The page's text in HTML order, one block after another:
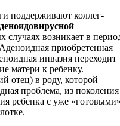
поддерживают коллег-
случаях возникает в
приобретенная
инвазия переходит
матери к ребенку.
отец) в роду, которой
проблема, из поколения
ребенка с уже